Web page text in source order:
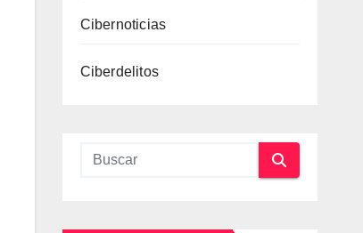
Cibernoticias
Ciberdelitos